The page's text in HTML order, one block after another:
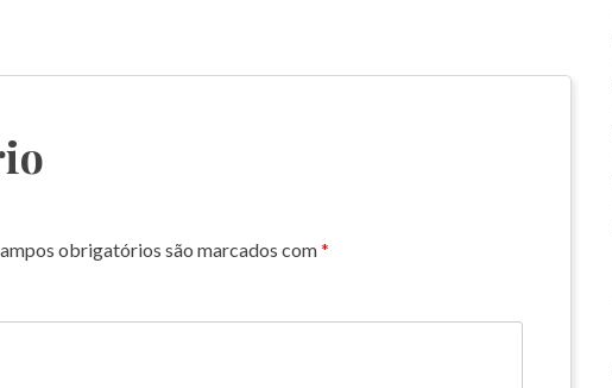
obrigatórios são marcados com*